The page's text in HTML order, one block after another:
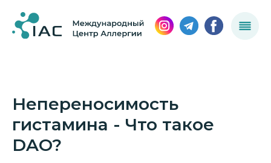
Непереносимость
гистамина - Что такое
DAO?